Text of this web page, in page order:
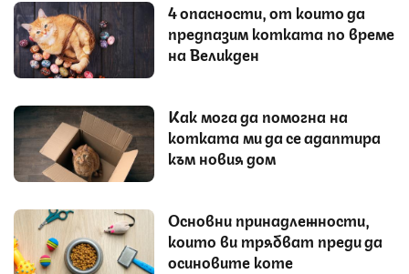
4 опасности, от които да
предпазим котката по време
на Великден
Как мога да помогна на
котката ми да се адаптира
към новия дом
Основни принадлежности,
които ви трябват преди да
осиновите коте